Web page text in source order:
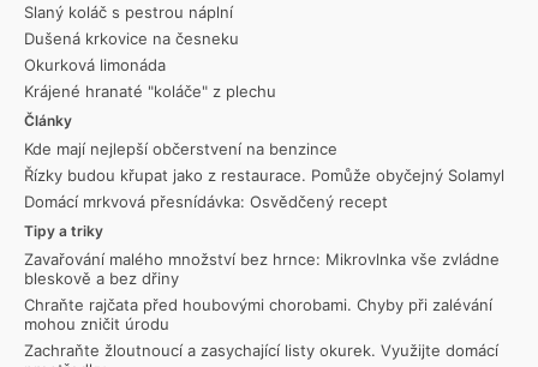
Slaný koláč s pestrou náplní
Dušená krkovice na česneku
Okurková limonáda
Krájené hranaté "koláče" z plechu
Články
Kde mají nejlepší občerstvení na benzince
Řízky budou křupat jako z restaurace. Pomůže obyčejný Solamyl
Domácí mrkvová přesnídávka: Osvědčený recept
Tipy a triky
Zavařování malého množství bez hrnce: Mikrovlnka vše zvládne
bleskově a bez dřiny
Chraňte rajčata před houbovými chorobami. Chyby při zalévání
mohou zničit úrodu
Zachraňte žloutnoucí a zasychající listy okurek. Využijte domácí